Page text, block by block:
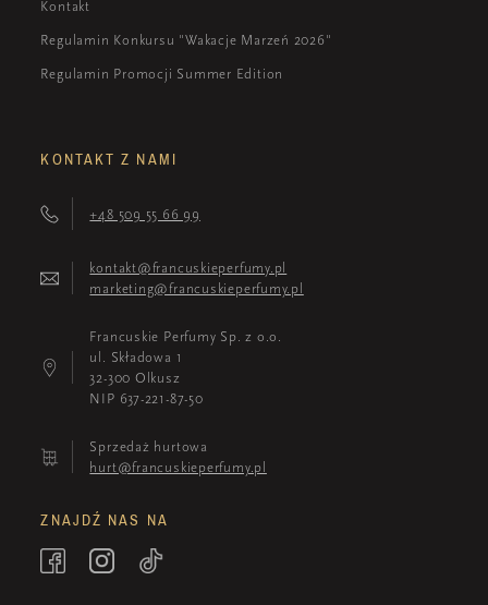
Kontakt
Regulamin Konkursu "Wakacje Marzeń 2026"
Regulamin Promocji Summer Edition
KONTAKT Z NAMI
+48 509 55 66 99
kontakt@francuskieperfumy.pl
marketing@francuskieperfumy.pl
Francuskie Perfumy Sp. z o.o.
ul. Składowa 1
32-300 Olkusz
NIP 637-221-87-50
Sprzedaż hurtowa
hurt@francuskieperfumy.pl
ZNAJDŹ NAS NA